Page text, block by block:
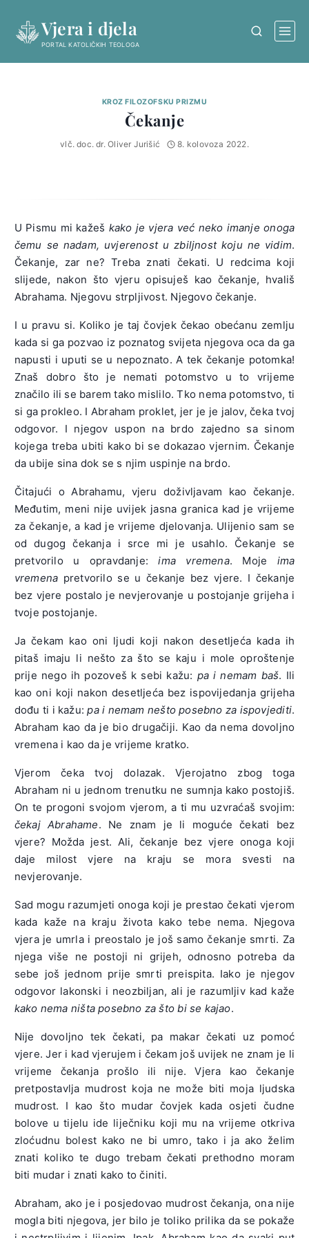
content
Vjera i djela
PORTAL KATOLIČKIH TEOLOGA
KROZ FILOZOFSKU PRIZMU
Čekanje
vlč. doc. dr. Oliver Jurišić 8. kolovoza 2022.
U Pismu mi kažeš kako je vjera već neko imanje onoga
čemu se nadam, uvjerenost u zbiljnost koju ne vidim.
Čekanje, zar ne? Treba znati čekati. U redcima koji
slijede, nakon što vjeru opisuješ kao čekanje, hvališ
Abrahama. Njegovu strpljivost. Njegovo čekanje.
I u pravu si. Koliko je taj čovjek čekao obećanu zemlju
kada si ga pozvao iz poznatog svijeta njegova oca da ga
napusti i uputi se u nepoznato. A tek čekanje potomka!
Znaš dobro što je nemati potomstvo u to vrijeme
značilo ili se barem tako mislilo. Tko nema potomstvo, ti
si ga prokleo. I Abraham proklet, jer je je jalov, čeka tvoj
odgovor. I njegov uspon na brdo zajedno sa sinom
kojega treba ubiti kako bi se dokazao vjernim. Čekanje
da ubije sina dok se s njim uspinje na brdo.
Čitajući o Abrahamu, vjeru doživljavam kao čekanje.
Međutim, meni nije uvijek jasna granica kad je vrijeme
za čekanje, a kad je vrijeme djelovanja. Ulijenio sam se
od dugog čekanja i srce mi je usahlo. Čekanje se
pretvorilo u opravdanje:ima vremena. Moje ima
vremena pretvorilo se u čekanje bez vjere. I čekanje
bez vjere postalo je nevjerovanje u postojanje grijeha i
tvoje postojanje.
Ja čekam kao oni ljudi koji nakon desetljeća kada ih
pitaš imaju li nešto za što se kaju i mole oproštenje
prije nego ih pozoveš k sebi kažu: pa i nemam baš. Ili
kao oni koji nakon desetljeća bez ispovijedanja grijeha
dođu ti i kažu:pa i nemam nešto posebno za ispovjediti.
Abraham kao da je bio drugačiji. Kao da nema dovoljno
vremena i kao da je vrijeme kratko.
Vjerom čeka tvoj dolazak. Vjerojatno zbog toga
Abraham ni u jednom trenutku ne sumnja kako postojiš.
On te progoni svojom vjerom, a ti mu uzvraćaš svojim:
čekaj Abrahame. Ne znam je li moguće čekati bez
vjere? Možda jest. Ali, čekanje bez vjere onoga koji
daje milost vjere na kraju se mora svesti na
nevjerovanje.
Sad mogu razumjeti onoga koji je prestao čekati vjerom
kada kaže na kraju života kako tebe nema. Njegova
vjera je umrla i preostalo je još samo čekanje smrti. Za
njega više ne postoji ni grijeh, odnosno potreba da
sebe još jednom prije smrti preispita. Iako je njegov
odgovor lakonski i neozbiljan, ali je razumljiv kad kaže
kako nema ništa posebno za što bi se kajao.
Nije dovoljno tek čekati, pa makar čekati uz pomoć
vjere. Jer i kad vjerujem i čekam još uvijek ne znam je li
vrijeme čekanja prošlo ili nije. Vjera kao čekanje
pretpostavlja mudrost koja ne može biti moja ljudska
mudrost. I kao što mudar čovjek kada osjeti čudne
bolove u tijelu ide liječniku koji mu na vrijeme otkriva
zloćudnu bolest kako ne bi umro, tako i ja ako želim
znati koliko te dugo trebam čekati prethodno moram
biti mudar i znati kako to činiti.
Abraham, ako je i posjedovao mudrost čekanja, ona nije
mogla biti njegova, jer bilo je toliko prilika da se pokaže